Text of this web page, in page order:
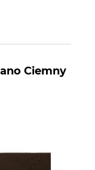
Ciemny